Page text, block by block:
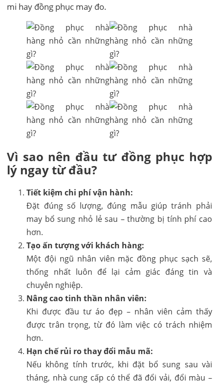
mi hay đồng phục may đo.
Vì sao nên đầu tư đồng phục hợp
lý ngay từ đầu?
Tiết kiệm chi phí vận hành:
Đặt đúng số lượng, đúng mẫu giúp tránh phải
may bổ sung nhỏ lẻ sau – thường bị tính phí cao
hơn.
Tạo ấn tượng với khách hàng:
Một đội ngũ nhân viên mặc đồng phục sạch sẽ,
thống nhất luôn để lại cảm giác đáng tin và
chuyên nghiệp.
Nâng cao tinh thần nhân viên:
Khi được đầu tư áo đẹp – nhân viên cảm thấy
được trân trọng, từ đó làm việc có trách nhiệm
hơn.
Hạn chế rủi ro thay đổi mẫu mã:
Nếu không tính trước, khi đặt bổ sung sau vài
tháng, nhà cung cấp có thể đã đổi vải, đổi màu –